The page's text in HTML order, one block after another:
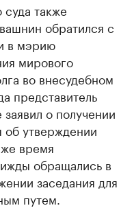
также
обратился с
в мэрию
мирового
во внесудебном
представитель
о получении
об утверждении
время
обращались в
заседания для
путем.